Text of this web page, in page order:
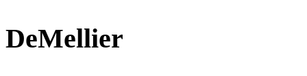
DeMellier